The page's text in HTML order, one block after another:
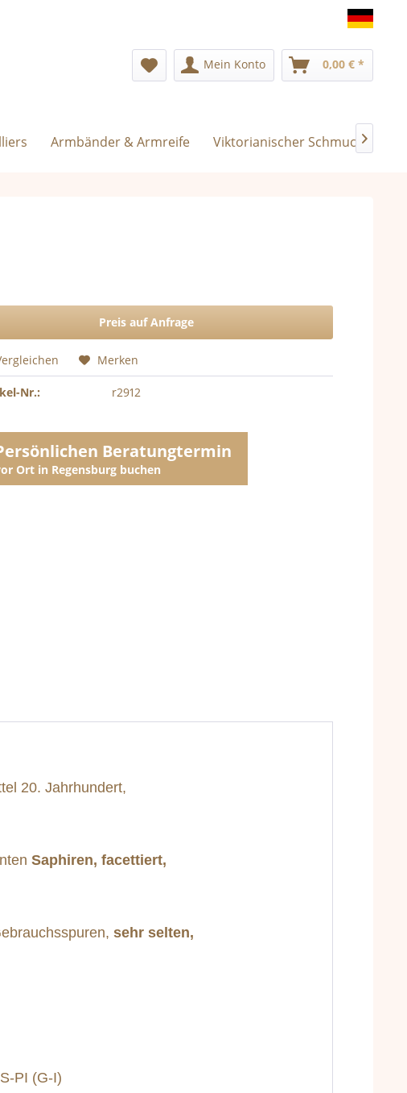
Mein Konto 0,00 € *
Armbänder & Armreife Viktorianischer Schmuck
Preis auf Anfrage
Merken
Nr.: r2912
Beratungtermin
Ort in Regensburg buchen
20. Jahrhundert,
Saphiren, facettiert,
sehr selten,
PI (G-I)